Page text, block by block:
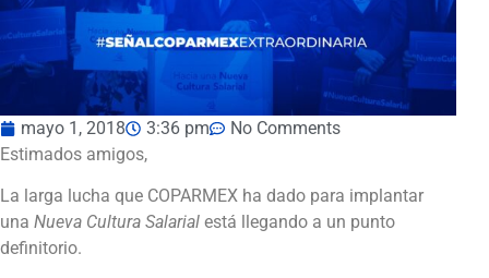
mayo 1, 2018 3:36 pm
No Comments
Estimados amigos,
La larga lucha que COPARMEX ha dado para implantar
una Nueva Cultura Salarial está llegando a un punto
definitorio.